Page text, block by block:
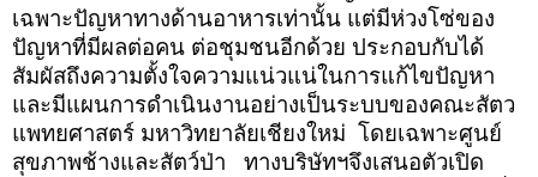
เฉพาะปัญหาทางด้านอาหารเท่านั้น แต่มีห่วงโซ่ของ
ปัญหาที่มีผลต่อคน ต่อชุมชนอีกด้วย ประกอบกับได้
สัมผัสถึงความตั้งใจความแน่วแน่ในการแก้ไขปัญหา
และมีแผนการดำเนินงานอย่างเป็นระบบของคณะสัตว
แพทยศาสตร์ มหาวิทยาลัยเชียงใหม่ โดยเฉพาะศูนย์
สุขภาพช้างและสัตว์ป่า ทางบริษัทฯจึงเสนอตัวเปิด